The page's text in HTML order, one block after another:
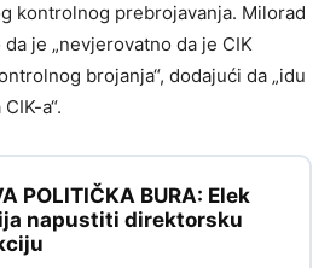
kontrolnog prebrojavanja. Milorad
je „nevjerovatno da je CIK
brojanja“, dodajući da „idu
a“.
POLITIČKA BURA: Elek
napustiti direktorsku